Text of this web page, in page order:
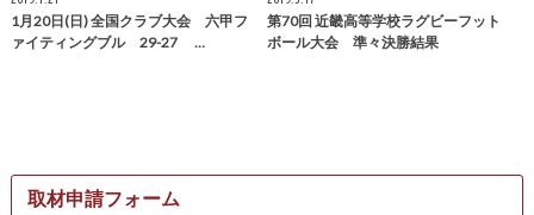
1月20日(日) 全国クラブ大会 六甲フ
ァイティングブル 29-27 …
第70回 近畿高等学校ラグビーフット
ボール大会 準々決勝結果
取材申請フォーム